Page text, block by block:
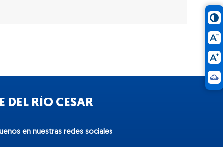
DEL RÍO CESAR
en nuestras redes sociales